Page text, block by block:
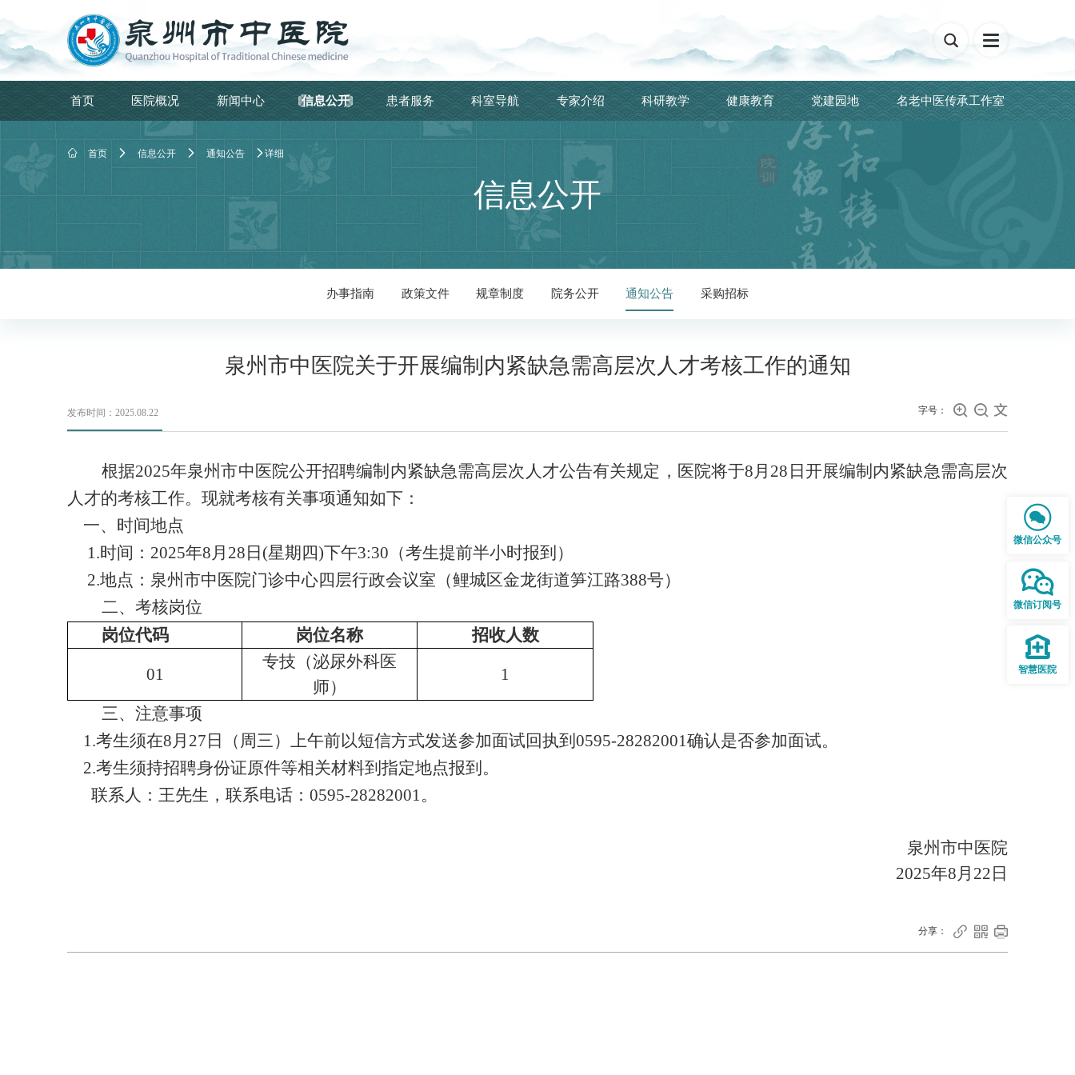

首页 医院概况 新闻中心 信息公开 患者服务 科室导航 专家介绍 科研教学 健康教育 党建园地 名老中医传承工作室
 首页  信息公开  通知公告 详细
信息公开
办事指南 政策文件 规章制度 院务公开 通知公告 采购招标
泉州市中医院关于开展编制内紧缺急需高层次人才考核工作的通知
发布时间：2025.08.22 字号：   
根据2025年泉州市中医院公开招聘编制内紧缺急需高层次人才公告有关规定， 医院将于8月28日开展编制内紧缺急需高层次
人才的考核工作。现就考核有关事项通知如下：
一、时间地点
1.时间： 2025年8月 28 日 (星期四)下午3:30 （考生提前半小时报到 ）
2.地点：泉州市中医院门诊中心四层行政会议室 （鲤城区金龙街道笋江路388号）
二、考核岗位
岗位代码
岗位名称 招收人数
01
专技（泌尿外科医
师）
1
三、注意事项
1.考生须在8月 27 日（ 周三） 上午前以短信方式发送参加面试回执到 0595-28282001确认是否参加面试。
2.考生须持招聘身份证原件等相关材料到指定地点报到。
联系人：王先生 ， 联系电话： 0595-28282001。
泉州市中医院
2025年8月 22 日
分享：   

微信公众号

微信订阅号

智慧医院